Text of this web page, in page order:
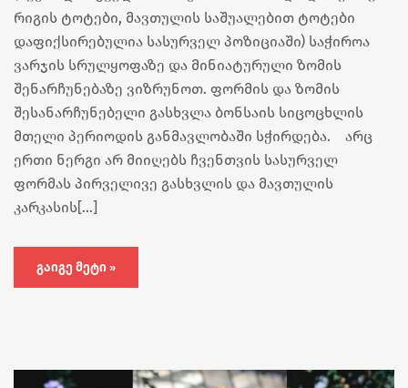
რიგის ტოტები, მავთულის საშუალებით ტოტები
დაფიქსირებულია სასურველ პოზიციაში) საჭიროა
ვარჯის სრულყოფაზე და მინიატურული ზომის
შენარჩუნებაზე ვიზრუნოთ. ფორმის და ზომის
შესანარჩუნებელი გასხვლა ბონსაის სიცოცხლის
მთელი პერიოდის განმავლობაში სჭირდება. არც
ერთი ნერგი არ მიიღებს ჩვენთვის სასურველ
ფორმას პირველივე გასხვლის და მავთულის
კარკასის[…]
ᲒᲐᲘᲒᲔ ᲛᲔᲢᲘ »